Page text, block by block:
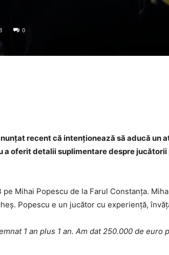
0
recent că intenționează să aducă un
a oferit detalii suplimentare despre
Mihai Popescu de la Farul Constanța.
Popescu e un jucător cu experiență,
1 an plus 1 an. Am dat 250.000 de